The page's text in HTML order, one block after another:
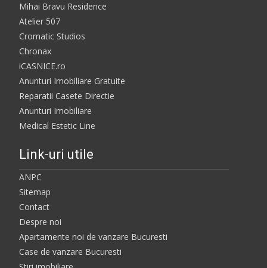
Mihai Bravu Residence
Atelier 507
Cromatic Studios
Chronax
iCASNICE.ro
Anunturi Imobiliare Gratuite
Reparatii Casete Directie
Anunturi Imobiliare
Medical Estetic Line
Link-uri utile
ANPC
Sitemap
Contact
Despre noi
Apartamente noi de vanzare Bucuresti
Case de vanzare Bucuresti